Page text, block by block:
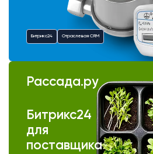
Битрикс24 Отраслевая CRM
Рассада.ру
Битрикс24
для
поставщика